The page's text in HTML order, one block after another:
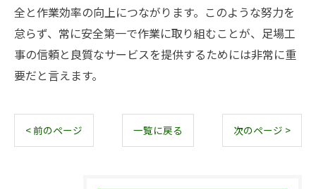
全と作業効率の向上につながります。このような努力を
怠らず、常に安全第一で作業に取り組むことが、足場工
事の信頼と良質なサービスを提供するためには非常に重
要だと言えます。
< 前のページ 一覧に戻る 次のページ >